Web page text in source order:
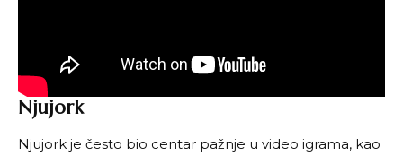
Njujork
Njujork je često bio centar pažnje u video igrama, kao